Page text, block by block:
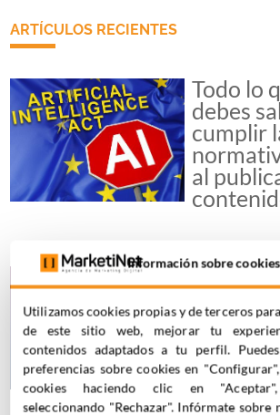
ARTÍCULOS RECIENTES
Todo lo
debes
cumplir
al
que
poder
redes
Información sobre cookies
Utilizamos cookies propias y de terceros
de este sitio web, mejorar tu
contenidos adaptados a tu perfil.
preferencias sobre cookies en
cookies haciendo clic en
seleccionando "Rechazar". Infórmate sobre